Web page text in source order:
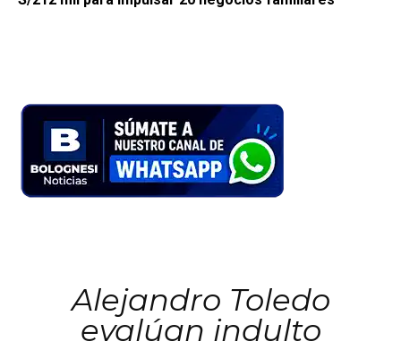
Alejandro Toledo
evalúan indulto